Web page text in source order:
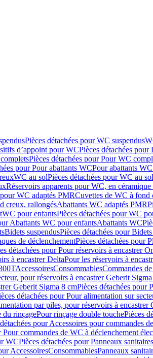
Pièces détachées pour WC suspendus
d’appoint pour WCPièces détachées
Pièces détachées pour Pour WC
pour Pour abattants WCPour abattants
WC au solPièces détachées pour WC au sol
Réservoirs apparents pour WC, en céramique
WC adaptés PMRCuvettes de WC à fond
creux, rallongésAbattants WC adaptés PMR
WC pour enfantsPièces détachées pour WC
Abattants WC pour enfantsAbattants WC
Bidets suspendusPièces détachées pour
de déclenchementPièces détachées pour
détachées pour Pour réservoirs à encastrer
à encastrer DeltaPour les réservoirs à
AccessoiresConsommablesCommandes
pour réservoirs à encastrer Geberit
Geberit Sigma 8 cmPièces détachées pour
détachées pour Pour alimentation sur
par piles, pour réservoirs à encastrer
du rinçagePour rinçage double touchePièces
pour Accessoires pour commandes
Pour commandes de WC à déclenchement
WCPièces détachées pour Panneaux
AccessoiresConsommablesPanneaux